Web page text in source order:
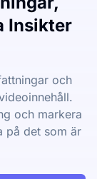
Insikter
och
och markera
på det som är